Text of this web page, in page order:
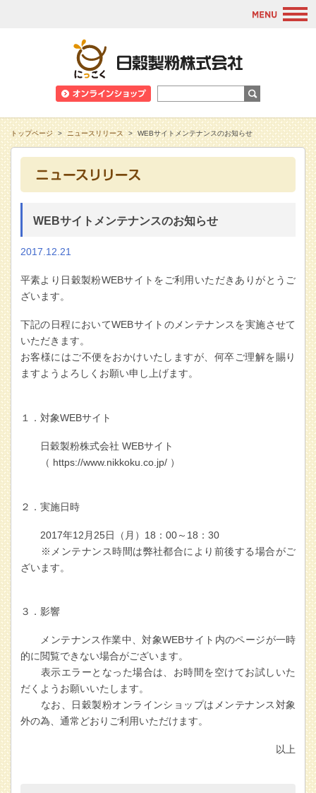
トップページ > ニュースリリース > WEBサイトメンテナンスのお知らせ
WEBサイトメンテナンスのお知らせ
2017.12.21
平素より日穀製粉WEBサイトをご利用いただきありがとうご
ざいます。
下記の日程においてWEBサイトのメンテナンスを実施させて
いただきます。
お客様にはご不便をおかけいたしますが、何卒ご理解を賜り
ますようよろしくお願い申し上げます。
１．対象WEBサイト
日穀製粉株式会社 WEBサイト
（ https://www.nikkoku.co.jp/ ）
２．実施日時
2017年12月25日（月）18：00～18：30
※メンテナンス時間は弊社都合により前後する場合がご
ざいます。
３．影響
メンテナンス作業中、対象WEBサイト内のページが一時
的に閲覧できない場合がございます。
表示エラーとなった場合は、お時間を空けてお試しいた
だくようお願いいたします。
なお、日穀製粉オンラインショップはメンテナンス対象
外の為、通常どおりご利用いただけます。
以上